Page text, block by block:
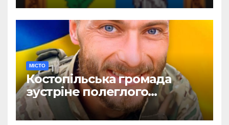
МІСТО
Костопільська громада
зустріне полеглого
головного сержанта Сергія
Василюка